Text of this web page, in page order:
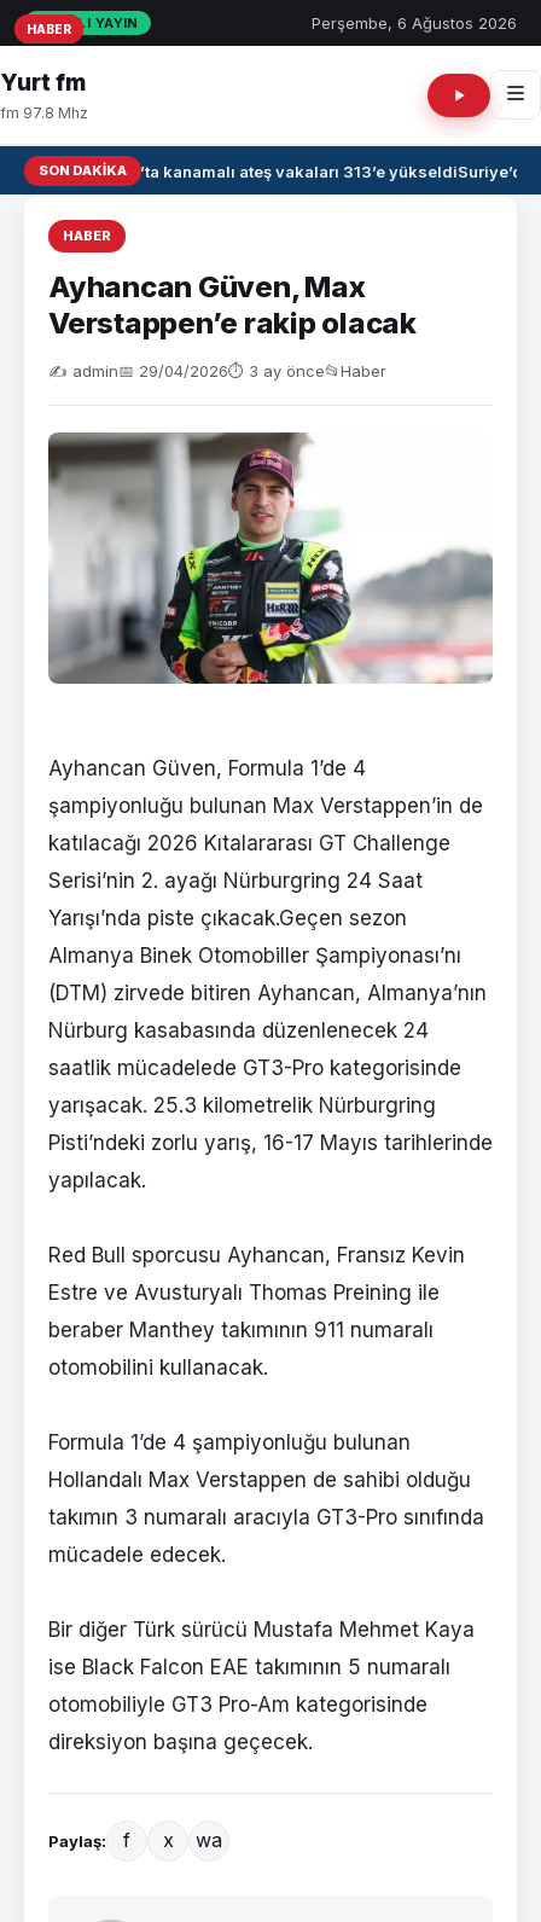
CANLI YAYIN Perşembe, 6 Ağustos 2026
Yurt fm
fm 97.8 Mhz
SON DAKIKAIrak’ta kanamalı ateş vakaları 313’e yükseldiSuriye’de
HABER
Ayhancan Güven, Max
Verstappen’e rakip olacak
✍️ admin📅 29/04/2026⏱ 3 ay önce📂Haber
Ayhancan Güven, Formula 1’de 4
şampiyonluğu bulunan Max Verstappen’in de
katılacağı 2026 Kıtalararası GT Challenge
Serisi’nin 2. ayağı Nürburgring 24 Saat
Yarışı’nda piste çıkacak.Geçen sezon
Almanya Binek Otomobiller Şampiyonası’nı
(DTM) zirvede bitiren Ayhancan, Almanya’nın
Nürburg kasabasında düzenlenecek 24
saatlik mücadelede GT3-Pro kategorisinde
yarışacak. 25.3 kilometrelik Nürburgring
Pisti’ndeki zorlu yarış, 16-17 Mayıs tarihlerinde
yapılacak.
Red Bull sporcusu Ayhancan, Fransız Kevin
Estre ve Avusturyalı Thomas Preining ile
beraber Manthey takımının 911 numaralı
otomobilini kullanacak.
Formula 1’de 4 şampiyonluğu bulunan
Hollandalı Max Verstappen de sahibi olduğu
takımın 3 numaralı aracıyla GT3-Pro sınıfında
mücadele edecek.
Bir diğer Türk sürücü Mustafa Mehmet Kaya
ise Black Falcon EAE takımının 5 numaralı
otomobiliyle GT3 Pro-Am kategorisinde
direksiyon başına geçecek.
Paylaş: f x wa
HABER
HABER
HABER